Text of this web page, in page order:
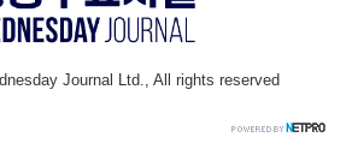
Journal Ltd., All rights reserved